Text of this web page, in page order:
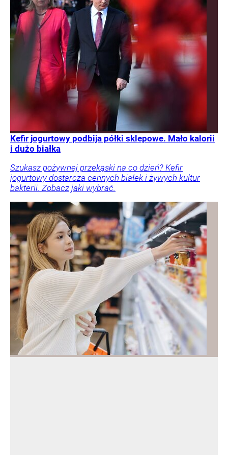
Kefir jogurtowy podbija półki sklepowe. Mało kalorii
i dużo białka
Szukasz pożywnej przekąski na co dzień? Kefir
jogurtowy dostarcza cennych białek i żywych kultur
bakterii. Zobacz jaki wybrać.